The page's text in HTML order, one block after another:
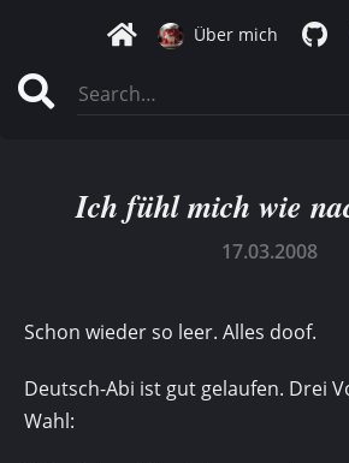
Über mich
Ich fühl mich wie
17.03.2008
Schon wieder so leer. Alles doof.
Deutsch-Abi ist gut gelaufen. Drei
Wahl: